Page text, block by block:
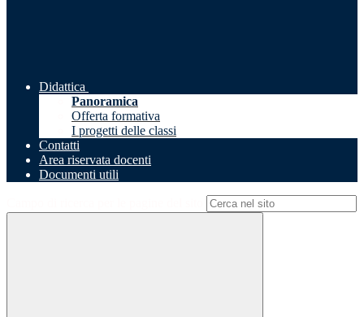
Didattica
Panoramica
Offerta formativa
I progetti delle classi
Contatti
Area riservata docenti
Documenti utili